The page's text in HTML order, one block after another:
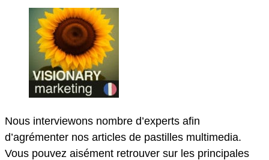
Nous interviewons nombre d’experts afin
d’agrémenter nos articles de pastilles multimedia.
Vous pouvez aisément retrouver sur les principales